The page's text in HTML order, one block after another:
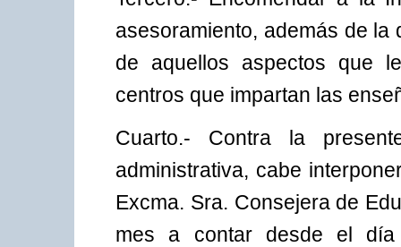
asesoramiento, además de
de aquellos aspectos que
centros que impartan las
Cuarto.- Contra la
administrativa, cabe
Excma. Sra. Consejera de
mes a contar desde el